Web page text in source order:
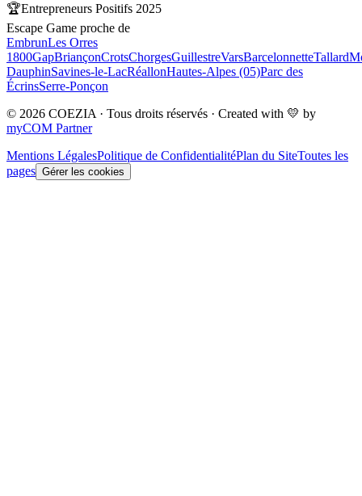
🏆Entrepreneurs Positifs 2025
Escape Game proche de
EmbrunLes Orres
1800GapBriançonCrotsChorgesGuillestreVarsBarcelonnetteTallard
DauphinSavines-le-LacRéallonHautes-Alpes (05)Parc des
ÉcrinsSerre-Ponçon
© 2026 COEZIA · Tous droits réservés · Created with 💛 by
myCOM Partner
Mentions LégalesPolitique de ConfidentialitéPlan du SiteToutes les
pages Gérer les cookies